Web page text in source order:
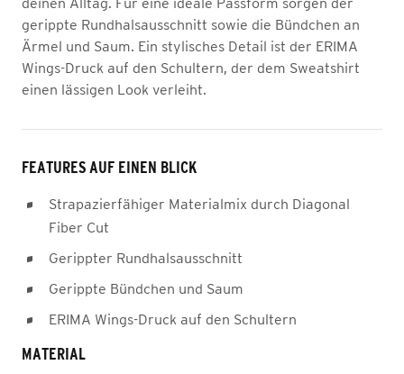
gerippte Rundhalsausschnitt sowie die Bündchen an
Ärmel und Saum. Ein stylisches Detail ist der ERIMA
Wings-Druck auf den Schultern, der dem Sweatshirt
einen lässigen Look verleiht.
FEATURES AUF EINEN BLICK
Strapazierfähiger Materialmix durch Diagonal
Fiber Cut
Gerippter Rundhalsausschnitt
Gerippte Bündchen und Saum
ERIMA Wings-Druck auf den Schultern
MATERIAL